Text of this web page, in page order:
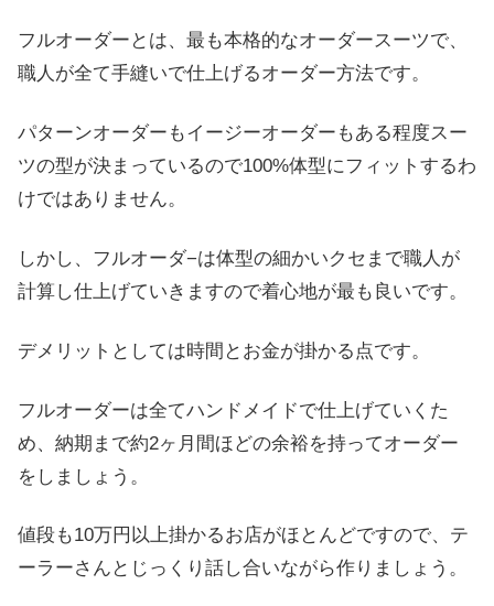
フルオーダーとは、最も本格的なオーダースーツで、
職人が全て手縫いで仕上げるオーダー方法です。
パターンオーダーもイージーオーダーもある程度スー
ツの型が決まっているので100%体型にフィットするわ
けではありません。
しかし、フルオーダ−は体型の細かいクセまで職人が
計算し仕上げていきますので着心地が最も良いです。
デメリットとしては時間とお金が掛かる点です。
フルオーダーは全てハンドメイドで仕上げていくた
め、納期まで約2ヶ月間ほどの余裕を持ってオーダー
をしましょう。
値段も10万円以上掛かるお店がほとんどですので、テ
ーラーさんとじっくり話し合いながら作りましょう。